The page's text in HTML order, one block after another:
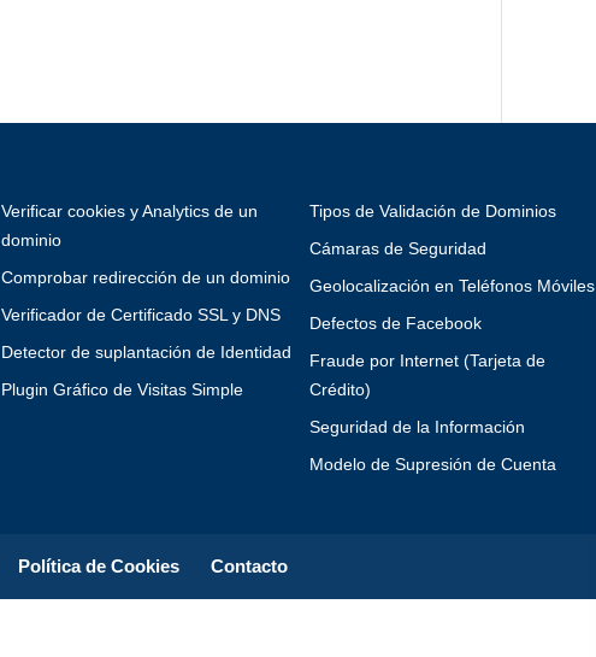
Verificar cookies y Analytics de un
dominio
Comprobar redirección de un dominio
Verificador de Certificado SSL y DNS
Detector de suplantación de Identidad
Plugin Gráfico de Visitas Simple
Tipos de Validación de Dominios
Cámaras de Seguridad
Geolocalización en Teléfonos Móviles
Defectos de Facebook
Fraude por Internet (Tarjeta de
Crédito)
Seguridad de la Información
Modelo de Supresión de Cuenta
Política de Cookies Contacto